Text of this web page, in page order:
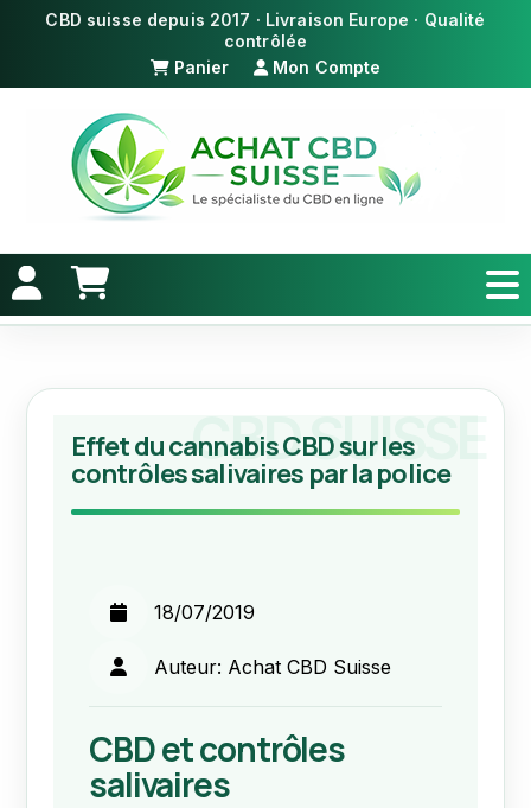
Panier Mon Compte
Effet du cannabis CBD sur les
contrôles salivaires par la police
18/07/2019
Auteur: Achat CBD Suisse
CBD et contrôles
salivaires